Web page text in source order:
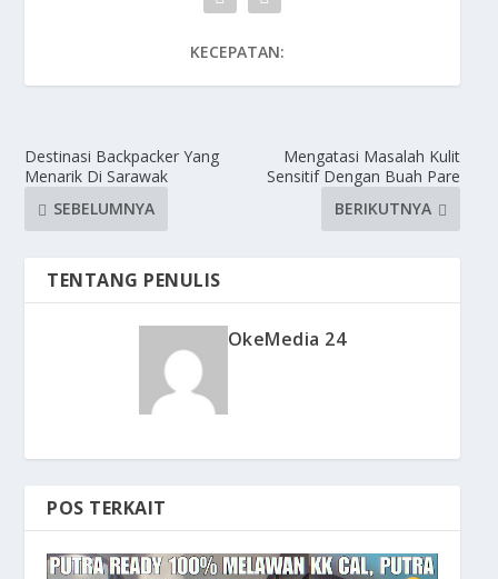
KECEPATAN:
Destinasi Backpacker Yang
Menarik Di Sarawak
SEBELUMNYA
Mengatasi Masalah Kulit
Sensitif Dengan Buah Pare
BERIKUTNYA
TENTANG PENULIS
OkeMedia 24
POS TERKAIT